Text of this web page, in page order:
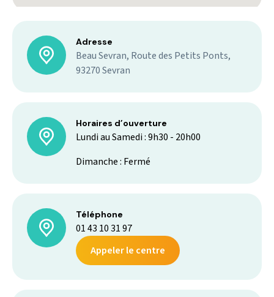
Adresse
Beau Sevran, Route des Petits Ponts,
93270 Sevran
Horaires d’ouverture
Lundi au Samedi : 9h30 - 20h00
Dimanche : Fermé
Téléphone
01 43 10 31 97
Appeler le centre